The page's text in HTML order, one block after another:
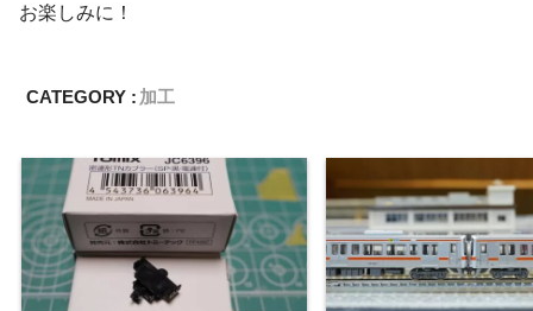
お楽しみに！
CATEGORY : 加工